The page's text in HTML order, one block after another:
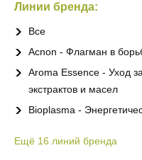
Линии бренда:
Все
Acnon - Флагман в
Aroma Essence - Уход
экстрактов и масел
Bioplasma -
Ещё 16 линий бренда